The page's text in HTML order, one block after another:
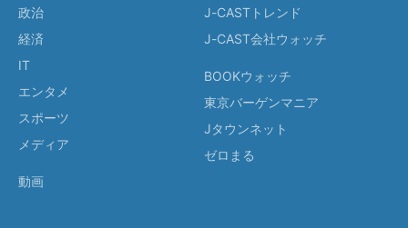
政治
経済
IT
エンタメ
スポーツ
メディア
動画
J-CASTトレンド
J-CAST会社ウォッチ
BOOKウォッチ
東京バーゲンマニア
Jタウンネット
ゼロまる